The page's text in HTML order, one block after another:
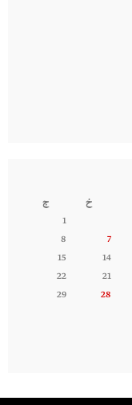
خ
ج
1
7
8
14
15
21
22
28
29